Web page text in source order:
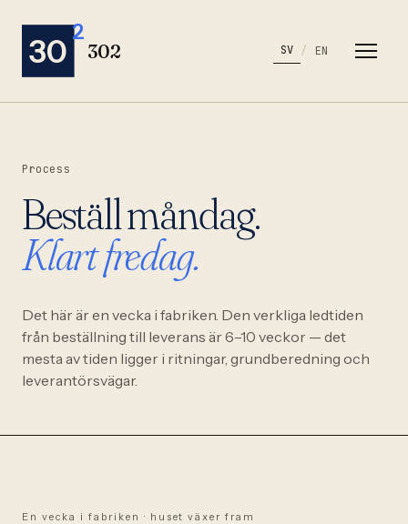
30 2
302 SV / EN
Process
Beställ måndag.
Klart fredag.
Det här är en vecka i fabriken. Den verkliga ledtiden
från beställning till leverans är 6–10 veckor — det
mesta av tiden ligger i ritningar, grundberedning och
leverantörsvägar.
En vecka i fabriken · huset växer fram